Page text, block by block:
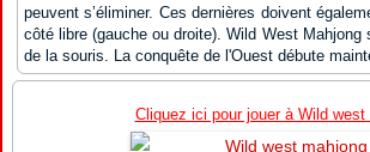
peuvent s’éliminer. Ces dernières doivent
côté libre (gauche ou droite). Wild West Mahjong
de la souris. La conquête de l'Ouest débute
Cliquez ici pour jouer à Wild west